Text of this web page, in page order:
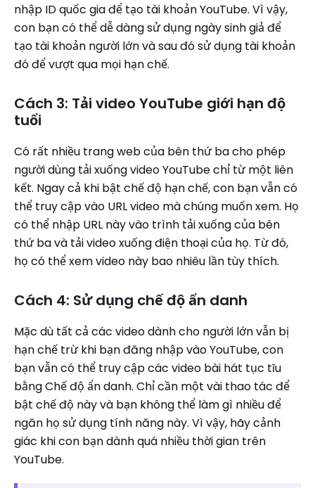
nhập ID quốc gia để tạo tài khoản YouTube. Vì vậy,
con bạn có thể dễ dàng sử dụng ngày sinh giả để
tạo tài khoản người lớn và sau đó sử dụng tài khoản
đó để vượt qua mọi hạn chế.
Cách 3: Tải video YouTube giới hạn độ
tuổi
Có rất nhiều trang web của bên thứ ba cho phép
người dùng tải xuống video YouTube chỉ từ một liên
kết. Ngay cả khi bật chế độ hạn chế, con bạn vẫn có
thể truy cập vào URL video mà chúng muốn xem. Họ
có thể nhập URL này vào trình tải xuống của bên
thứ ba và tải video xuống điện thoại của họ. Từ đó,
họ có thể xem video này bao nhiêu lần tùy thích.
Cách 4: Sử dụng chế độ ẩn danh
Mặc dù tất cả các video dành cho người lớn vẫn bị
hạn chế trừ khi bạn đăng nhập vào YouTube, con
bạn vẫn có thể truy cập các video bài hát tục tĩu
bằng Chế độ ẩn danh. Chỉ cần một vài thao tác để
bật chế độ này và bạn không thể làm gì nhiều để
ngăn họ sử dụng tính năng này. Vì vậy, hãy cảnh
giác khi con bạn dành quá nhiều thời gian trên
YouTube.